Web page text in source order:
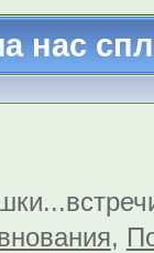
нас
,